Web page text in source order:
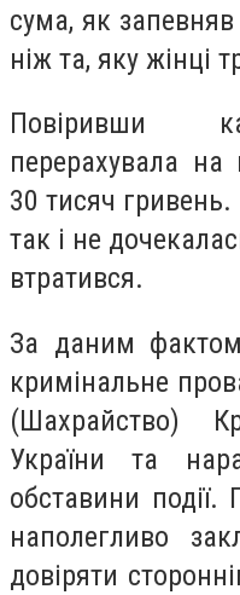
сума, як
ніж та, яку жінці
Повіривши
перерахувала
30 тисяч
так і не
втратився.
За даним фактом
кримінальне
(Шахрайство)
України та
обставини події.
наполегливо
довіряти